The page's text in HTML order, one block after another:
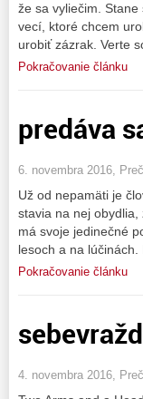
že sa vyliečim.
vecí, ktoré chcem
urobiť zázrak. Verte
Pokračovanie článku
predáva
6. novembra 2016,
Už od nepamäti je
stavia na nej
má svoje jedinečné
lesoch a na
Pokračovanie článku
4. novembra 2016,